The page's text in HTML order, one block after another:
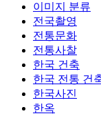
이미지 분류
전국촬영
전통문화
전통사찰
한국 건축
한국 전통 건
한국사진
한옥